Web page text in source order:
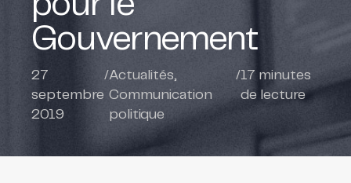
Gouvernement
27
septembre
2019
/Actualités,
Communication
politique
/17 minutes
de lecture